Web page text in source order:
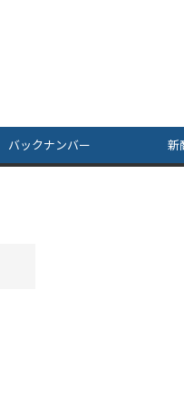
バックナンバー 新